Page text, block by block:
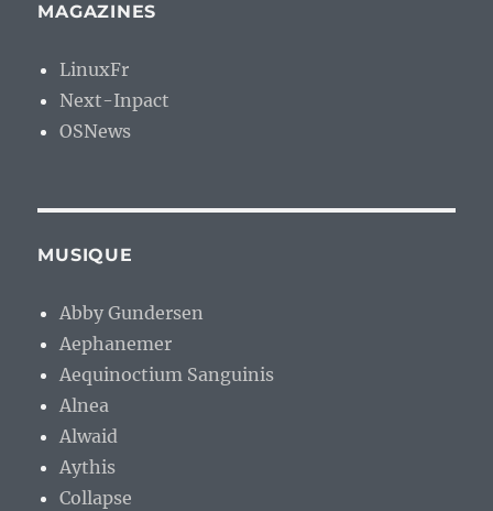
MAGAZINES
LinuxFr
Next-Inpact
OSNews
MUSIQUE
Abby Gundersen
Aephanemer
Aequinoctium Sanguinis
Alnea
Alwaid
Aythis
Collapse